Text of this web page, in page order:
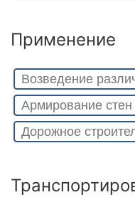
Применение
Возведение
Армирование стен
Дорожное